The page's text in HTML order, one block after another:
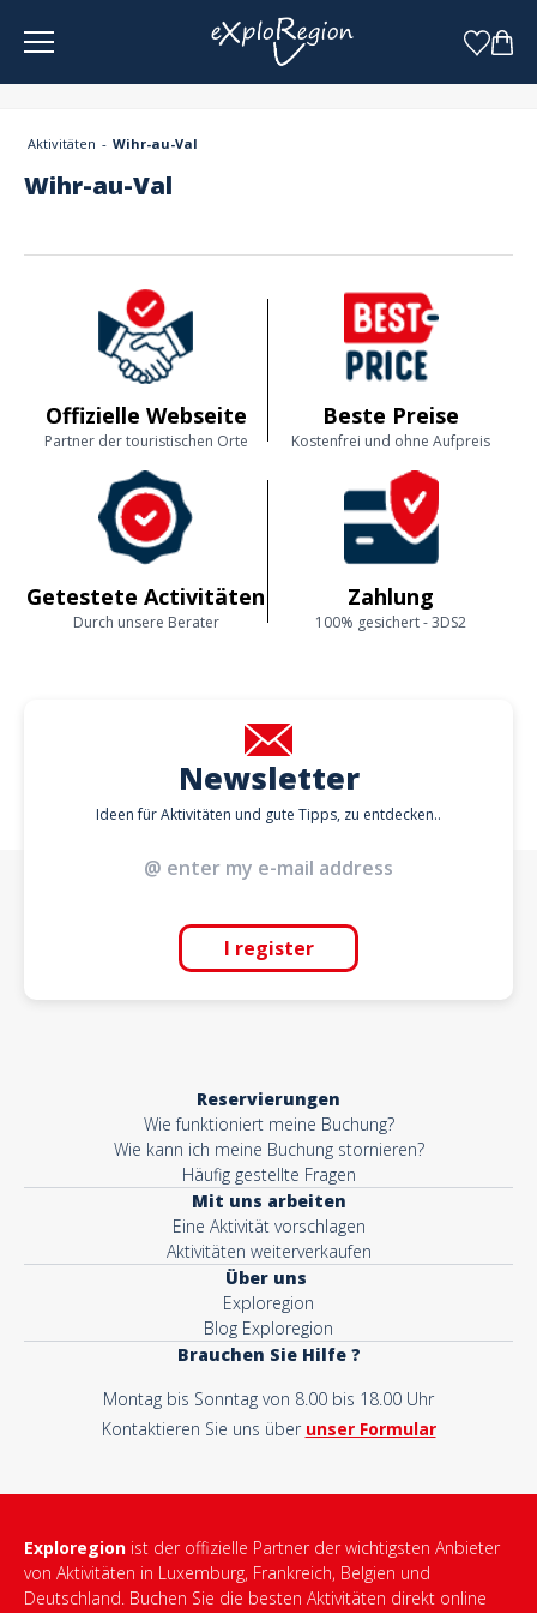
Aktivitäten Wihr-au-Val
Wihr-au-Val
Offizielle Webseite
Partner der touristischen Orte
Beste Preise
Kostenfrei und ohne Aufpreis
Getestete Activitäten
Durch unsere Berater
Zahlung
100% gesichert - 3DS2
Newsletter
Ideen für Aktivitäten und gute Tipps, zu entdecken..
I register
Reservierungen
Wie funktioniert meine Buchung?
Wie kann ich meine Buchung stornieren?
Häufig gestellte Fragen
Mit uns arbeiten
Eine Aktivität vorschlagen
Aktivitäten weiterverkaufen
Über uns
Exploregion
Blog Exploregion
Brauchen Sie Hilfe ?
Montag bis Sonntag von 8.00 bis 18.00 Uhr
Kontaktieren Sie uns über unser Formular
Exploregion ist der offizielle Partner der wichtigsten Anbieter
von Aktivitäten in Luxemburg, Frankreich, Belgien und
Deutschland. Buchen Sie die besten Aktivitäten direkt online